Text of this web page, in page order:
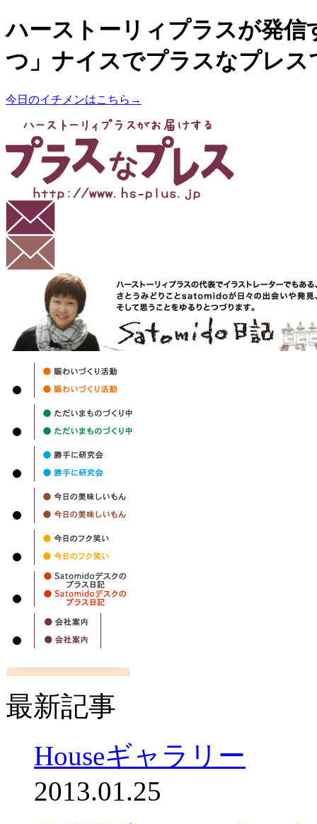
ハーストーリィプラスが発信
つ」ナイスでプラスなプレス
今日のイチメンはこちら→
最新記事
Houseギャラリー
2013.01.25